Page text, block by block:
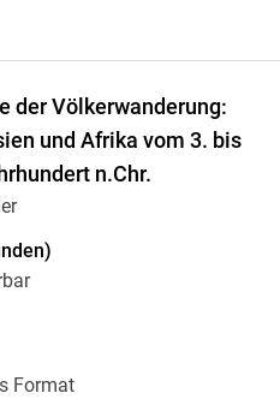
der Völkerwanderung:
und Afrika vom 3. bis
n.Chr.
Format